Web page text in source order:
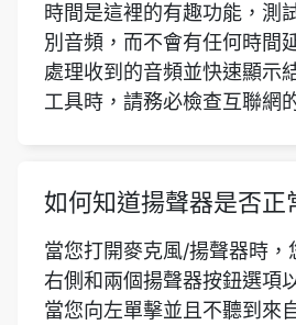
時間是這裡的有趣功能，測
別音頻，而不會有任何時間
處理收到的音頻並快速顯示
工具時，請務必檢查互聯網
如何知道揚聲器是否正
當您打開麥克風/揚聲器時，
右側和兩個揚聲器按鈕選項
當您向左單擊並且不聽到來